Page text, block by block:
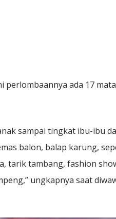
ada 17
sampai tingkat ibu-ibu
balon, balap karung,
tarik tambang, fashion
ungkapnya saat